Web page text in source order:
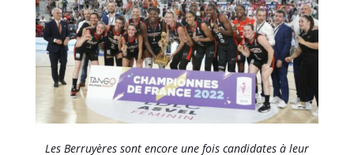
Les Berruyères sont encore une fois candidates à leur